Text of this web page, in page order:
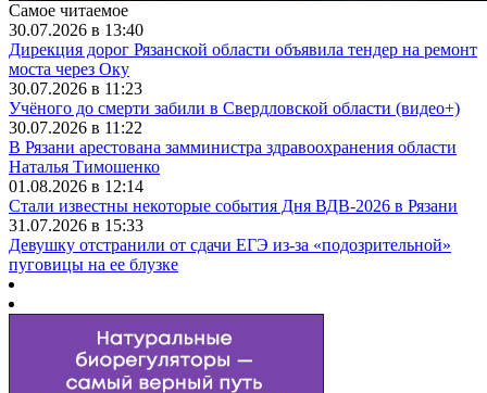
Самое читаемое
30.07.2026 в 13:40
Дирекция дорог Рязанской области объявила тендер на ремонт
моста через Оку
30.07.2026 в 11:23
Учёного до смерти забили в Свердловской области (видео+)
30.07.2026 в 11:22
В Рязани арестована замминистра здравоохранения области
Наталья Тимошенко
01.08.2026 в 12:14
Стали известны некоторые события Дня ВДВ-2026 в Рязани
31.07.2026 в 15:33
Девушку отстранили от сдачи ЕГЭ из-за «подозрительной»
пуговицы на ее блузке